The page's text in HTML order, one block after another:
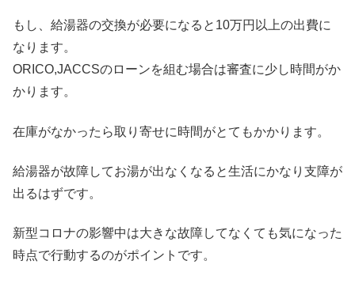
もし、給湯器の交換が必要になると10万円以上の出費に
なります。
ORICO,JACCSのローンを組む場合は審査に少し時間がか
かります。
在庫がなかったら取り寄せに時間がとてもかかります。
給湯器が故障してお湯が出なくなると生活にかなり支障が
出るはずです。
新型コロナの影響中は大きな故障してなくても気になった
時点で行動するのがポイントです。